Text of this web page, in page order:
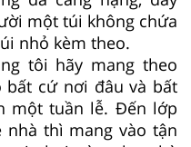
một túi không chứa
nhỏ kèm theo.
tôi hãy mang theo
cứ nơi đâu và bất
một tuần lễ. Đến lớp
nhà thì mang vào tận